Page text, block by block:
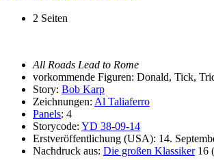
2 Seiten
All Roads Lead to Rome
vorkommende Figuren: Donald, Tick,
Story: Bob Karp
Zeichnungen: Al Taliaferro
Panels: 4
Storycode: YD 38-09-14
Erstveröffentlichung (USA): 14.
Nachdruck aus: Die großen Klassiker16